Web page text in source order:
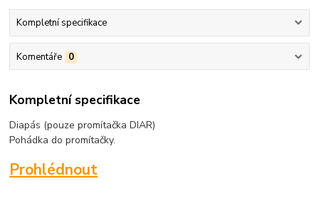
Kompletní specifikace
Komentáře 0
Kompletní specifikace
Diapás (pouze promítačka DIAR)
Pohádka do promítačky.
Prohlédnout